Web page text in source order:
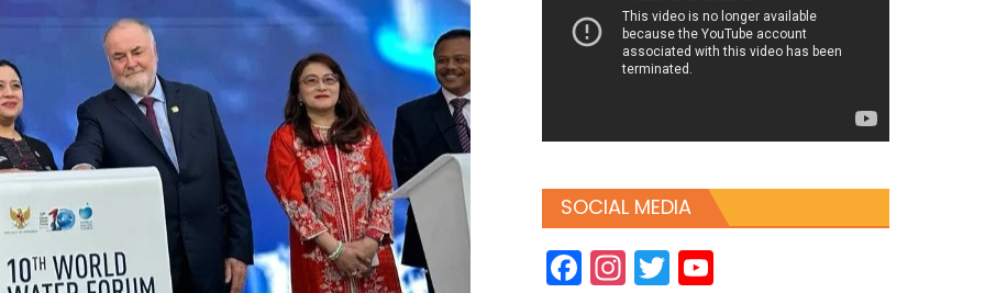
SOCIAL MEDIA
Facebook
Instagram
Twitter